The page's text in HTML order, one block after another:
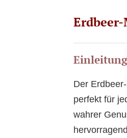
Einleitung
Der
perfekt für
wahrer